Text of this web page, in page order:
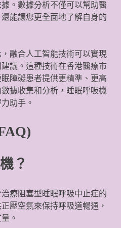
。數據分析不僅可以幫助醫
能讓您更全面地了解自身的
融合人工智能技術可以實現
議。這種技術在香港醫療市
障礙患者提供更精準、更高
據收集和分析，睡眠呼吸機
助手。
？
療阻塞型睡眠呼吸中止症的
壓空氣來保持呼吸道暢通，
。